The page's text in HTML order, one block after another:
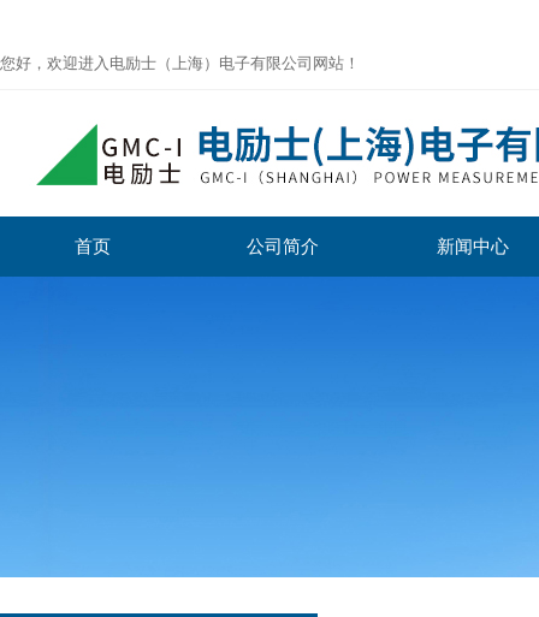
您好，欢迎进入电励士（上海）电子有限公司网站！
首页 公司简介 新闻中心